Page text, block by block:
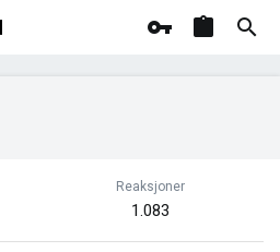
Reaksjoner
1.083